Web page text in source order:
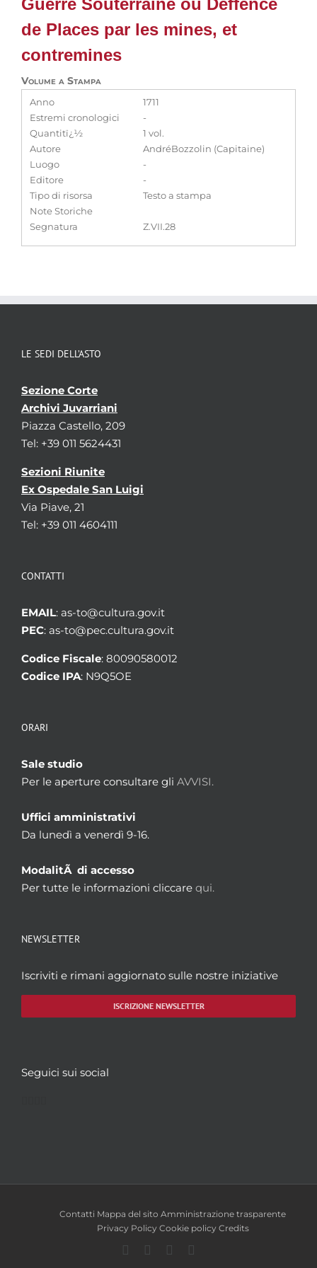
Guerre Souterraine ou Deffence
de Places par les mines, et
contremines
Volume a Stampa
Anno
1711
Estremi cronologici
-
Quantitï¿½
1 vol.
Autore
AndréBozzolin (Capitaine)
Luogo
-
Editore
-
Tipo di risorsa
Testo a stampa
Note Storiche
Segnatura
Z.VII.28
LE SEDI DELL’ASTO
Sezione Corte
Archivi Juvarriani
Piazza Castello, 209
Tel: +39 011 5624431
Sezioni Riunite
Ex Ospedale San Luigi
Via Piave, 21
Tel: +39 011 4604111
CONTATTI
EMAIL: as-to@cultura.gov.it
PEC: as-to@pec.cultura.gov.it
Codice Fiscale: 80090580012
Codice IPA: N9Q5OE
ORARI
Sale studio
Per le aperture consultare gli AVVISI.
Uffici amministrativi
Da lunedì a venerdì 9-16.
ModalitÃ di accesso
Per tutte le informazioni cliccare qui.
NEWSLETTER
Iscriviti e rimani aggiornato sulle nostre iniziative
ISCRIZIONE NEWSLETTER
Seguici sui social
Contatti Mappa del sito Amministrazione trasparente
Privacy Policy Cookie policy Credits
Facebook
TwitterYouTube